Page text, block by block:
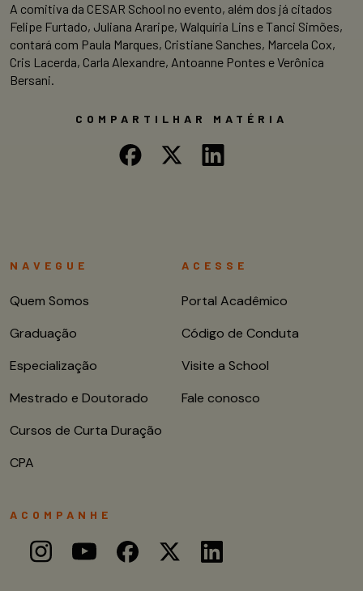
A comitiva da CESAR School no evento, além dos já citados
Felipe Furtado, Juliana Araripe, Walquíria Lins e Tanci Simões,
contará com Paula Marques, Cristiane Sanches, Marcela Cox,
Cris Lacerda, Carla Alexandre, Antoanne Pontes e Verônica
Bersani.
COMPARTILHAR MATÉRIA
NAVEGUE
Quem Somos
Graduação
Especialização
Mestrado e Doutorado
Cursos de Curta Duração
CPA
ACESSE
Portal Acadêmico
Código de Conduta
Visite a School
Fale conosco
ACOMPANHE